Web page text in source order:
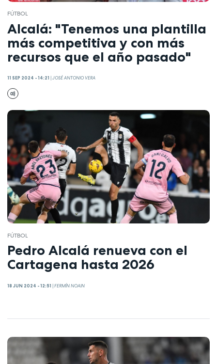
FÚTBOL
Alcalá: "Tenemos una plantilla
más competitiva y con más
recursos que el año pasado"
11 SEP 2024 - 14:21 JOSÉ ANTONIO VERA
FÚTBOL
Pedro Alcalá renueva con el
Cartagena hasta 2026
18 JUN 2024 - 12:51 |FERMÍN NOAIN